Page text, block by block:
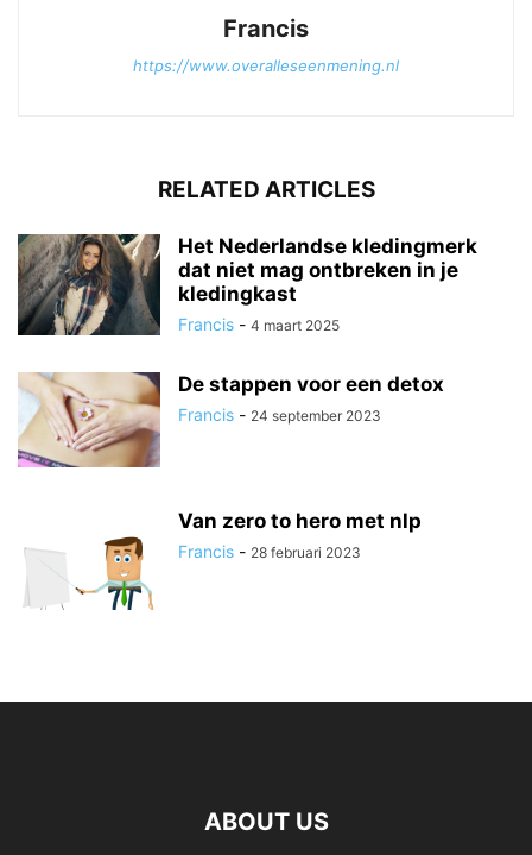
Francis
https://www.overalleseenmening.nl
RELATED ARTICLES
Het Nederlandse kledingmerk
dat niet mag ontbreken in je
kledingkast
Francis - 4 maart 2025
De stappen voor een detox
Francis - 24 september 2023
Van zero to hero met nlp
Francis - 28 februari 2023
ABOUT US